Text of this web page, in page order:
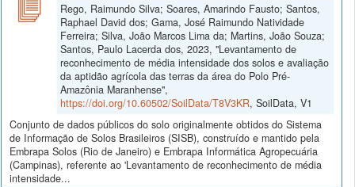
Rego, Raimundo Silva; Soares, Amarindo Fausto; Santos,
Raphael David dos; Gama, José Raimundo Natividade
Ferreira; Silva, João Marcos Lima da; Martins, João Souza;
Santos, Paulo Lacerda dos, 2023, "Levantamento de
reconhecimento de média intensidade dos solos e avaliação
da aptidão agrícola das terras da área do Polo Pré-
Amazônia Maranhense",
https://doi.org/10.60502/SoilData/T8V3KR, SoilData, V1
Conjunto de dados públicos do solo originalmente obtidos do Sistema
de Informação de Solos Brasileiros (SISB), construído e mantido pela
Embrapa Solos (Rio de Janeiro) e Embrapa Informática Agropecuária
(Campinas), referente ao 'Levantamento de reconhecimento de média
intensidade...